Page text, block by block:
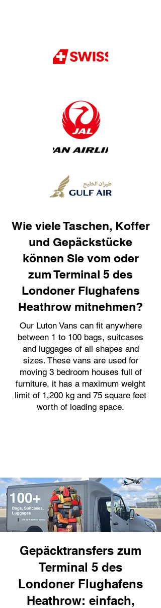
Wie viele Taschen, Koffer
und Gepäckstücke
können Sie vom oder
zum Terminal 5 des
Londoner Flughafens
Heathrow mitnehmen?
Our Luton Vans can fit anywhere
between 1 to 100 bags, suitcases
and luggages of all shapes and
sizes. These vans are used for
moving 3 bedroom houses full of
furniture, it has a maximum weight
limit of 1,200 kg and 75 square feet
worth of loading space.
Gepäcktransfers zum
Terminal 5 des
Londoner Flughafens
Heathrow: einfach,